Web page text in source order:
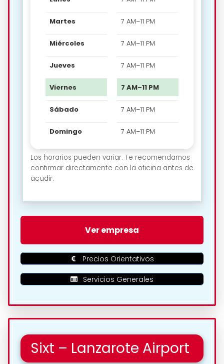
Martes 7 AM–11 PM
Miércoles 7 AM–11 PM
Jueves 7 AM–11 PM
Viernes 7 AM–11 PM
Sábado 7 AM–11 PM
Domingo 7 AM–11 PM
Los horarios pueden variar. Te recomendamos
confirmar directamente con la oficina antes de
acudir.
🗺️ Ubicación de Thrifty
Aeropuerto Guacimeta en
Arrecife:
Ver empresa
Precios Orientativos
Servicios Generales
Sixt – Lanzarote Airport